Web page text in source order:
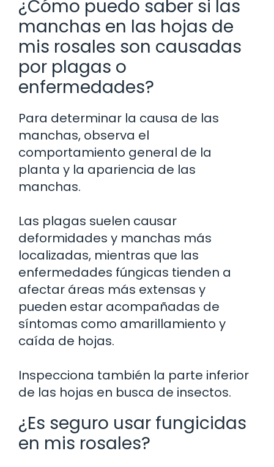
¿Cómo puedo saber si las
manchas en las hojas de
mis rosales son causadas
por plagas o
enfermedades?
Para determinar la causa de las
manchas, observa el
comportamiento general de la
planta y la apariencia de las
manchas.
Las plagas suelen causar
deformidades y manchas más
localizadas, mientras que las
enfermedades fúngicas tienden a
afectar áreas más extensas y
pueden estar acompañadas de
síntomas como amarillamiento y
caída de hojas.
Inspecciona también la parte inferior
de las hojas en busca de insectos.
¿Es seguro usar fungicidas
en mis rosales?